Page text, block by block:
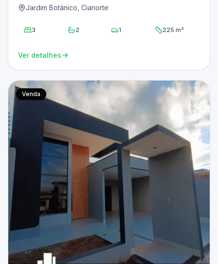
Jardim Botânico, Cianorte
3 2 1 225 m²
Ver detalhes
Venda